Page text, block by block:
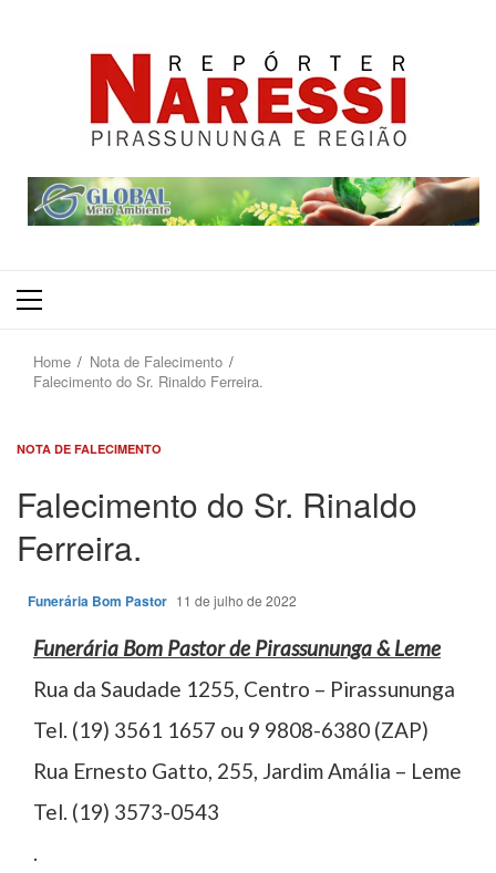
Primary
Home
Nota de Falecimento
Falecimento do Sr. Rinaldo Ferreira.
NOTA DE FALECIMENTO
Falecimento do Sr. Rinaldo
Ferreira.
Funerária Bom Pastor 11 de julho de 2022
Funerária Bom Pastor de Pirassununga & Leme
Rua da Saudade 1255, Centro – Pirassununga
Tel. (19) 3561 1657 ou 9 9808-6380 (ZAP)
Rua Ernesto Gatto, 255, Jardim Amália – Leme
Tel. (19) 3573-0543
.